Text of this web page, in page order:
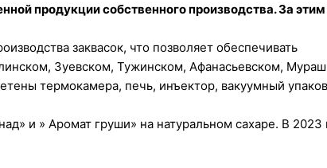
продукции собственного производства. За этим
заквасок, что позволяет обеспечивать
Зуевском, Тужинском, Афанасьевском,
термокамера, печь, инъектор, вакуумный
и » Аромат груши» на натуральном сахаре. В 2023